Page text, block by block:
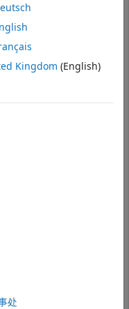
至少一个元素为
Kingdom (English)
处